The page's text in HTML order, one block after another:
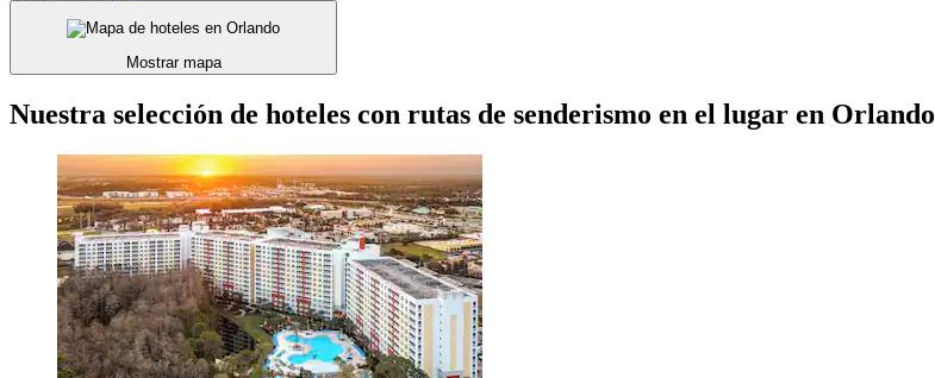
Mostrar mapa
Nuestra selección de hoteles con rutas de senderismo en el lugar en Orlando